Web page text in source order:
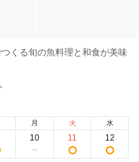
くる旬の魚料理と和食が美味
月
10
火
11
水
12